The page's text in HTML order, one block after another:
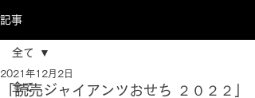
記事
全て
全て
「読売ジャイアンツおせち ２０２２」
2021年12月2日